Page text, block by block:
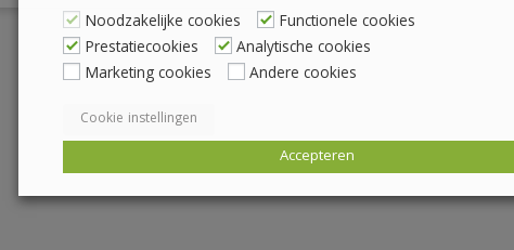
Noodzakelijke cookies
Functionele cookies
Prestatiecookies
Analytische cookies
Marketing cookies
Andere cookies
Cookie instellingen
Accepteren